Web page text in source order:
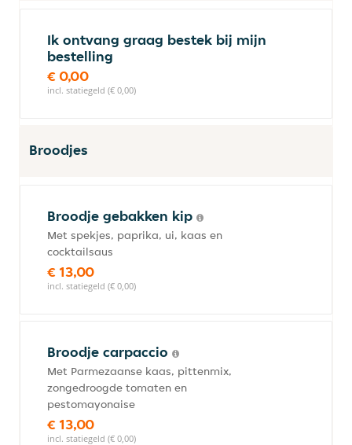
Ik ontvang graag bestek bij mijn
bestelling
€ 0,00
incl. statiegeld (€ 0,00)
Broodjes
Broodje gebakken kip
Met spekjes, paprika, ui, kaas en
cocktailsaus
€ 13,00
incl. statiegeld (€ 0,00)
Broodje carpaccio
Met Parmezaanse kaas, pittenmix,
zongedroogde tomaten en
pestomayonaise
€ 13,00
incl. statiegeld (€ 0,00)